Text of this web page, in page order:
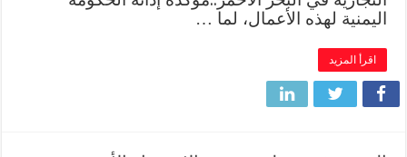
اليمنية لهذه الأعمال، لما …
اقرأ المزيد